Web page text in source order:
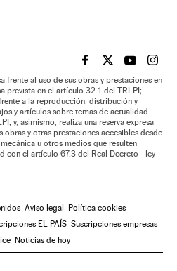
EL PAÍS BRASIL EN
EL PAÍSEL PAÍS
EL
frente al uso de sus obras y prestaciones en
prevista en el artículo 32.1 del TRLPI;
a la reproducción, distribución y
y artículos sobre temas de actualidad
y, asimismo, realiza una reserva expresa
obras y otras prestaciones accesibles desde
u otros medios que resulten
con el artículo 67.3 del Real Decreto - ley
Aviso legal Política cookies
EL PAÍS Suscripciones empresas
Noticias de hoy